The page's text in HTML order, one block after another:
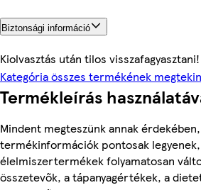
Biztonsági információ
Kiolvasztás után tilos visszafagyasztani!
Kategória összes termékének
Termékleírás
Mindent megteszünk annak
termékinformációk pontosak legyenek,
élelmiszertermékek folyamatosan
összetevők, a tápanyagértékek, a